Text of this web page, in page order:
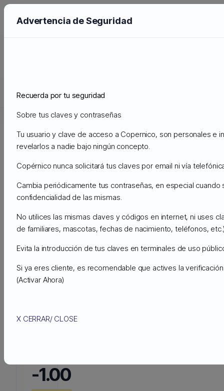
CPANEL CLOUD NVME
VPN (VIRTUAL
PRIVATE NETWORK)
Slider All
VPN -
VIRTUAL
PRIVADA
VPN
NETWORK)
-1.00
Advertencia de Seguridad
Recuerda por tu seguridad
Sobre tus claves y contraseñas
Tu usuario y clave de acceso a Copernico, son personales e
revelarlos a nadie bajo ningún concepto.
Copérnico nunca solicitará tus claves por email ni vía
Cambia periódicamente tus contraseñas, en especial
confidencialidad de las mismas.
No utilices las mismas claves y códigos en internet, ni uses
de familiares, mascotas, fechas de nacimiento, teléfonos,
Evita la introducción de tus claves en terminales de uso
Si ya eres cliente, es recomendable que actives la
(Activar Ahora)
X CERRAR/ CLOSE